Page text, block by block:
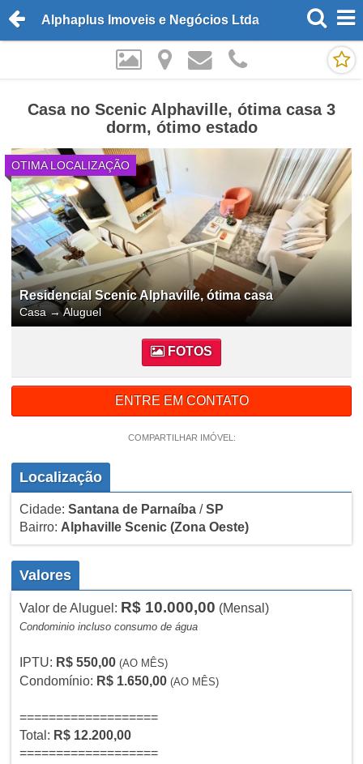
Alphaplus Imoveis e Negócios Ltda
Casa no Scenic Alphaville, ótima casa 3
dorm, ótimo estado
OTIMA LOCALIZAÇÃO
Residencial Scenic Alphaville, ótima casa
Casa→Aluguel
FOTOS
ENTRE EM CONTATO
COMPARTILHAR IMÓVEL:
Localização
Cidade: Santana de Parnaíba/SP
Bairro: Alphaville Scenic (Zona Oeste)
Valores
Valor de Aluguel: R$ 10.000,00 (Mensal)
Condominio incluso consumo de água
IPTU: R$ 550,00 (AO MÊS)
Condomínio: R$ 1.650,00 (AO MÊS)
===================
Total: R$ 12.200,00
===================